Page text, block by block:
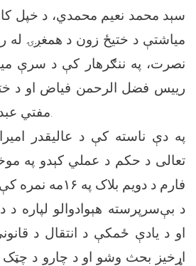
سېد محمد نعيم محمدي، د خپل
مياشتې د ختیځ زون د همغږۍ
نصرت، په ننګرهار کې د سرې
رییس فضل الرحمن فياض او د
په دې ناسته کې د عالیقدر
تعالی د حکم د عملي کېدو په
فارم د دویم بلاک
د بې‌سرپرسته هېوادوالو لپاره د
او د يادې ځمکې د انتقال د
اړخيز بحث وشو او د چارو د چټک